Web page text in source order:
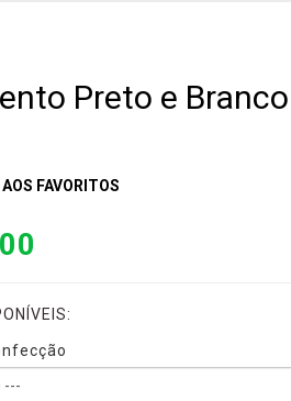
Preto e Branco
FAVORITOS